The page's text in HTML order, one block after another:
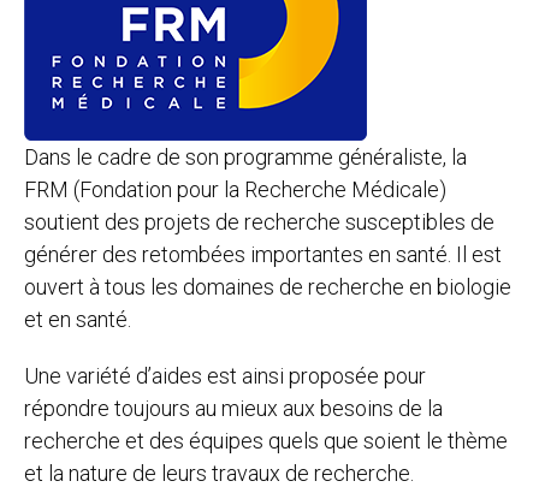
Dans le cadre de son programme généraliste, la
FRM (Fondation pour la Recherche Médicale)
soutient des projets de recherche susceptibles de
générer des retombées importantes en santé. Il est
ouvert à tous les domaines de recherche en biologie
et en santé.
Une variété d’aides est ainsi proposée pour
répondre toujours au mieux aux besoins de la
recherche et des équipes quels que soient le thème
et la nature de leurs travaux de recherche.